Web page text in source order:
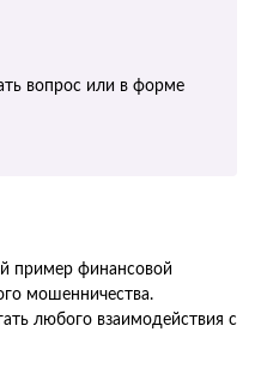
вопрос или в форме
пример финансовой
мошенничества.
любого взаимодействия с